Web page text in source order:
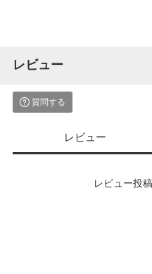
レビュー
質問する
レビュー
レビュー投